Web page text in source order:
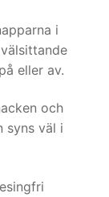
i
eller av.
och
syns väl i